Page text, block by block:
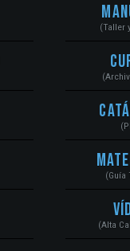
(Taller
(Guía
(Alta